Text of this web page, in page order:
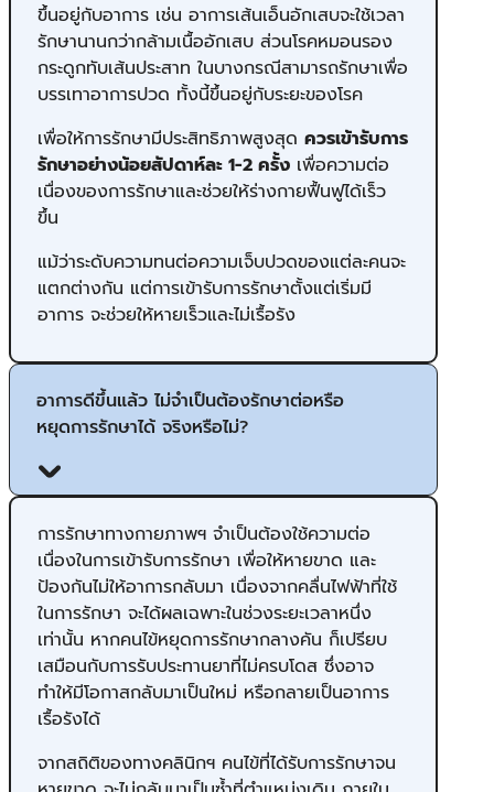
ขึ้นอยู่กับอาการ เช่น อาการเส้นเอ็นอักเสบจะใช้เวลา
รักษานานกว่ากล้ามเนื้ออักเสบ ส่วนโรคหมอนรอง
กระดูกทับเส้นประสาท ในบางกรณีสามารถรักษาเพื่อ
บรรเทาอาการปวด ทั้งนี้ขึ้นอยู่กับระยะของโรค
เพื่อให้การรักษามีประสิทธิภาพสูงสุด ควรเข้ารับการ
รักษาอย่างน้อยสัปดาห์ละ 1-2 ครั้ง เพื่อความต่อ
เนื่องของการรักษาและช่วยให้ร่างกายฟื้นฟูได้เร็ว
ขึ้น
แม้ว่าระดับความทนต่อความเจ็บปวดของแต่ละคนจะ
แตกต่างกัน แต่การเข้ารับการรักษาตั้งแต่เริ่มมี
อาการ จะช่วยให้หายเร็วและไม่เรื้อรัง
อาการดีขึ้นแล้ว ไม่จำเป็นต้องรักษาต่อหรือ
หยุดการรักษาได้ จริงหรือไม่?
การรักษาทางกายภาพฯ จำเป็นต้องใช้ความต่อ
เนื่องในการเข้ารับการรักษา เพื่อให้หายขาด และ
ป้องกันไม่ให้อาการกลับมา เนื่องจากคลื่นไฟฟ้าที่ใช้
ในการรักษา จะได้ผลเฉพาะในช่วงระยะเวลาหนึ่ง
เท่านั้น หากคนไข้หยุดการรักษากลางคัน ก็เปรียบ
เสมือนกับการรับประทานยาที่ไม่ครบโดส ซึ่งอาจ
ทำให้มีโอกาสกลับมาเป็นใหม่ หรือกลายเป็นอาการ
เรื้อรังได้
จากสถิติของทางคลินิกฯ คนไข้ที่ได้รับการรักษาจน